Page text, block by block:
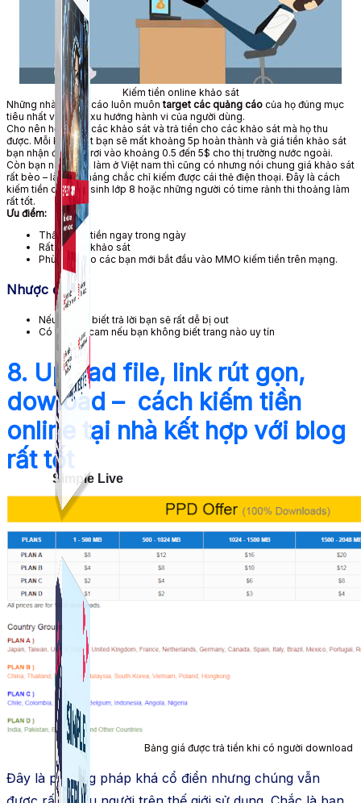
Simple Replay
App ghi hình tự động quy trình đóng gói hàng hoá
Shopee, Lazada, Tiktokshop
Simple Live
Phần mềm tạo kịch bản bình luận livestream Tiktok
Kiếm tiền online khảo sát
Những nhà quảng cáo luôn muôntarget các quảng cáo của họ đúng mục
tiêu nhất và kể cả xu hướng hành vi của người dùng.
Cho nên họ tạo ra các khảo sát và trả tiền cho các khảo sát mà họ thu
được. Mỗi khảo sát bạn sẽ mất khoảng 5p hoàn thành và giá tiền khảo sát
bạn nhận được sẽ rơi vào khoảng 0.5 đến 5$ cho thị trường nước ngoài.
Còn bạn nào thích làm ở Việt nam thì cũng có nhưng nói chung giá khảo sát
rất bèo – làm cả tháng chắc chỉ kiếm được cái thẻ điện thoại. Đây là cách
kiếm tiền cho học sinh lớp 8 hoặc những người có time rảnh thi thoảng làm
rất tốt.
Ưu điểm:
Thấy được tiền ngay trong ngày
Rất dễ làm khảo sát
Phù hợp cho các bạn mới bắt đầu vào MMO kiếm tiền trên mạng.
Nhược điểm:
Nếu không biết trả lời bạn sẽ rất dễ bị out
Có thể bị scam nếu bạn không biết trang nào uy tín
8. Upload file, link rút gọn,
dowload – cách kiếm tiền
online tại nhà kết hợp với blog
rất tốt
Bảng giá được trả tiền khi có người download
Đây là phương pháp khá cổ điển nhưng chúng vẫn